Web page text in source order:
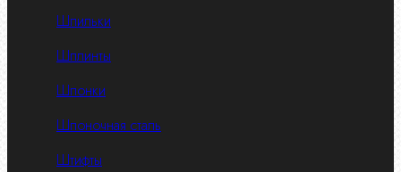
Шпильки
Шплинты
Шпонки
Шпоночная сталь
Штифты